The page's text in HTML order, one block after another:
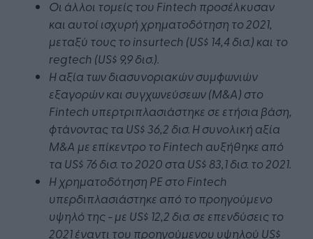
Οι άλλοι τομείς του Fintech προσέλκυσαν
και αυτοί ισχυρή χρηματοδότηση το 2021,
μεταξύ τους το insurtech (US$ 14,4 δισ.) και το
regtech (US$ 9,9 δισ.).
Η αξία των διασυνοριακών συμφωνιών
εξαγορών και συγχωνεύσεων (M&A) στο
Fintech υπερτριπλασιάστηκε σε ετήσια βάση,
φτάνοντας τα US$ 36,2 δισ. Η συνολική αξία
M&A με επίκεντρο το Fintech αυξήθηκε από
τα US$ 76 δισ. το 2020 στα US$ 83,1 δισ. το 2021.
Η χρηματοδότηση PE στο Fintech
υπερδιπλασιάστηκε από το προηγούμενο
υψηλό της - με US$ 12,2 δισ. σε επενδύσεις το
2021 έναντι του προηγούμενου υψηλού US$